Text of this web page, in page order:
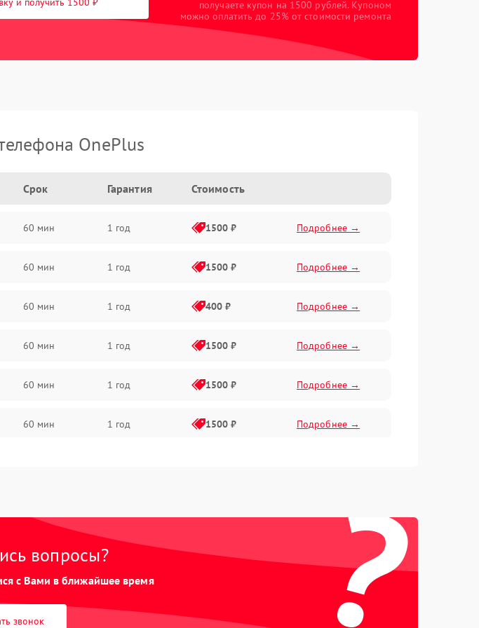
получаете купон на 1500 рублей. Купоном
можно оплатить до 25% от стоимости ремонта
OnePlus
Срок Гарантия Стоимость
60 мин 1 год 1500 ₽ Подробнее →
60 мин 1 год 1500 ₽ Подробнее →
60 мин 1 год 400 ₽ Подробнее →
60 мин 1 год 1500 ₽ Подробнее →
60 мин 1 год 1500 ₽ Подробнее →
60 мин 1 год 1500 ₽ Подробнее →
1 год ?
вопросы?
с Вами в ближайшее время
звонок